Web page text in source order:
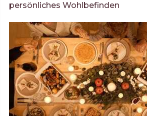
persönliches Wohlbefinden